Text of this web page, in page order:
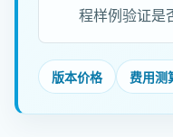
程样例验证是
版本价格 费用测